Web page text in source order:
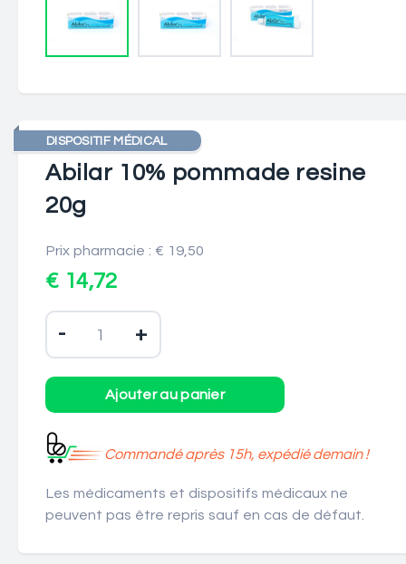
DISPOSITIF MÉDICAL
Abilar 10% pommade resine
20g
Prix pharmacie : € 19,50
€ 14,72
- +
Commandé après 15h, expédié demain !
Les médicaments et dispositifs médicaux ne
peuvent pas être repris sauf en cas de défaut.